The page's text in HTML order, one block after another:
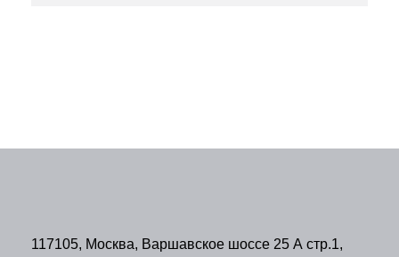
117105, Москва, Варшавское шоссе 25 А стр.1,